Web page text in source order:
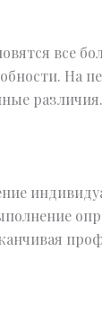
все
На